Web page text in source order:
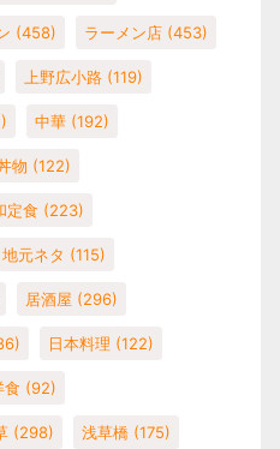
(458) ラーメン店 (453)
上野広小路 (119)
中華 (192)
物 (122)
定食 (223)
地元ネタ (115)
居酒屋 (296)
日本料理 (122)
食 (92)
(298) 浅草橋 (175)